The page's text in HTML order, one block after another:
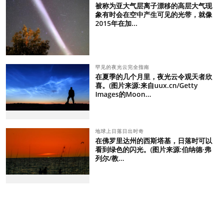
被称为亚大气层离子漂移的高层大气现
象有时会在空中产生可见的光带，就像
2015年在加...
罕见的夜光云完全指南
在夏季的几个月里，夜光云令观天者欣
喜。(图片来源:来自uux.cn/Getty
Images的Moon...
地球上日落日出时奇
在佛罗里达州的西斯塔基，日落时可以
看到绿色的闪光。(图片来源:伯纳德·弗
列尔/教...